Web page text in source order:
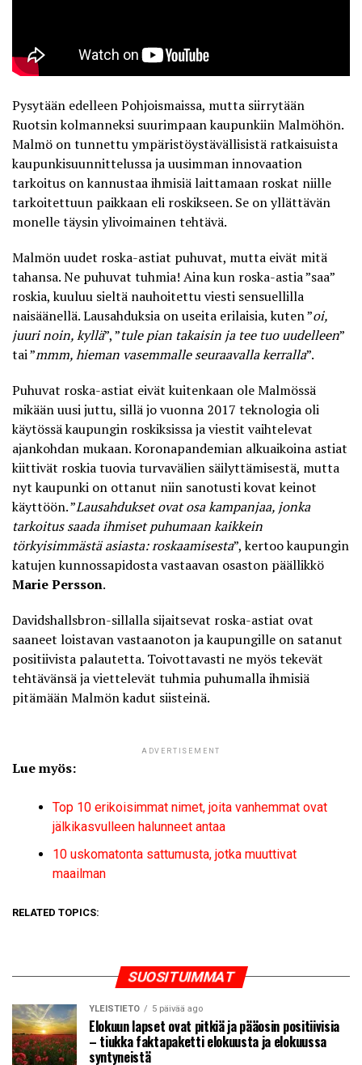
Pysytään edelleen Pohjoismaissa, mutta siirrytään
Ruotsin kolmanneksi suurimpaan kaupunkiin Malmöhön.
Malmö on tunnettu ympäristöystävällisistä ratkaisuista
kaupunkisuunnittelussa ja uusimman innovaation
tarkoitus on kannustaa ihmisiä laittamaan roskat niille
tarkoitettuun paikkaan eli roskikseen. Se on yllättävän
monelle täysin ylivoimainen tehtävä.
Malmön uudet roska-astiat puhuvat, mutta eivät mitä
tahansa. Ne puhuvat tuhmia! Aina kun roska-astia ”saa”
roskia, kuuluu sieltä nauhoitettu viesti sensuellilla
naisäänellä. Lausahduksia on useita erilaisia, kuten ”oi,
juuri noin, kyllä”, ”tule pian takaisin ja tee tuo uudelleen”
tai ”mmm, hieman vasemmalle seuraavalla kerralla”.
Puhuvat roska-astiat eivät kuitenkaan ole Malmössä
mikään uusi juttu, sillä jo vuonna 2017 teknologia oli
käytössä kaupungin roskiksissa ja viestit vaihtelevat
ajankohdan mukaan. Koronapandemian alkuaikoina astiat
kiittivät roskia tuovia turvavälien säilyttämisestä, mutta
nyt kaupunki on ottanut niin sanotusti kovat keinot
käyttöön. ”Lausahdukset ovat osa kampanjaa, jonka
tarkoitus saada ihmiset puhumaan kaikkein
törkyisimmästä asiasta: roskaamisesta”, kertoo kaupungin
katujen kunnossapidosta vastaavan osaston päällikkö
Marie Persson.
Davidshallsbron-sillalla sijaitsevat roska-astiat ovat
saaneet loistavan vastaanoton ja kaupungille on satanut
positiivista palautetta. Toivottavasti ne myös tekevät
tehtävänsä ja viettelevät tuhmia puhumalla ihmisiä
pitämään Malmön kadut siisteinä.
ADVERTISEMENT
Lue myös:
Top 10 erikoisimmat nimet, joita vanhemmat ovat
jälkikasvulleen halunneet antaa
10 uskomatonta sattumusta, jotka muuttivat
maailman
RELATED TOPICS:
SUOSITUIMMAT
YLEISTIETO 5 päivää ago
Elokuun lapset ovat pitkiä ja pääosin positiivisia
– tiukka faktapaketti elokuusta ja elokuussa
syntyneistä